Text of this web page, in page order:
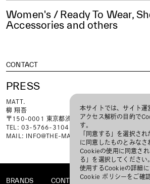
Women's / Ready To Wear,
Accessories and others
CONTACT
PRESS
MATT.
柳 翔吾
〒150-0001 東京都渋谷区神宮前6-23-12 3F
TEL: 03-5766-3104
MAIL: INFO@THE-MATT.COM
BRANDS
CONTACT
本サイトでは、サイト運
アクセス解析の目的で
す。
「同意する」を選択さ
に同意したものとみなさ
Cookieの使用に同意さ
る」を選択してください
使用するCookieの詳細に
Cookie ポリシーをご確